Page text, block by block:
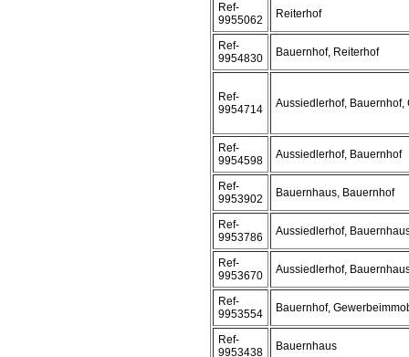
Ref-
9955062
Reiterhof
Ref-
9954830
Bauernhof, Reiterhof
Ref-
9954714
Aussiedlerhof,
Ref-
9954598
Aussiedlerhof, Bauernhof
Ref-
9953902
Bauernhaus, Bauernhof
Ref-
9953786
Aussiedlerhof,
Ref-
9953670
Aussiedlerhof,
Ref-
9953554
Bauernhof,
Ref-
9953438
Bauernhaus